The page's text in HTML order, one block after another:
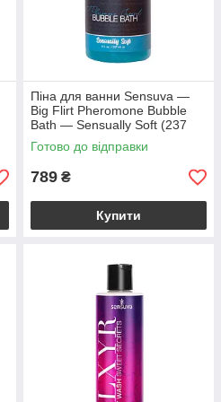
Піна для ванни Sensuva —
Big Flirt Pheromone Bubble
Bath — Sensually Soft (237
мл)
Готово до відправки
789 ₴
Купити